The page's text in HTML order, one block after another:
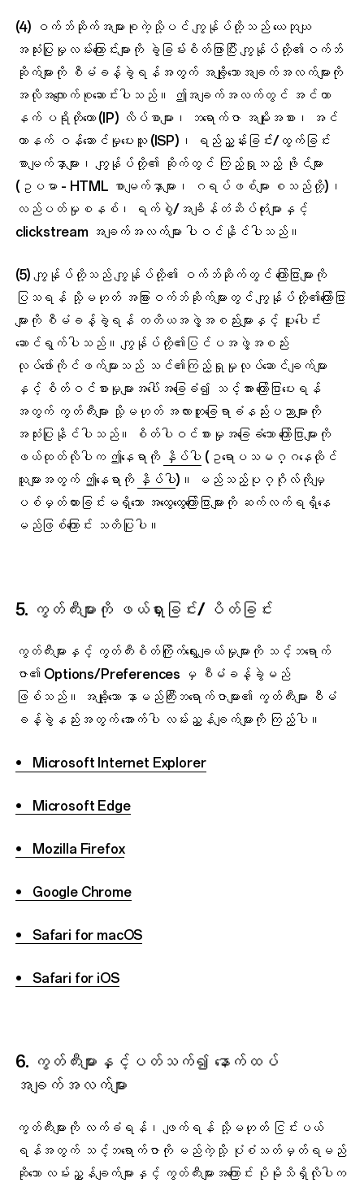
(4) ဝက်ဘ်ဆိုက်အများစုကဲ့သို့ပင် ကျွန်ုပ်တို့သည် ယေဘုယျ
အသုံးပြုမှုလမ်းကြောင်းများကို ခွဲခြမ်းစိတ်ဖြာပြီး ကျွန်ုပ်တို့၏ဝက်ဘ်
ဆိုက်များကို စီမံခန့်ခွဲရန်အတွက် အချို့သောအချက်အလက်များကို
အလိုအလျောက်စုဆောင်းပါသည်။ ဤအချက်အလက်တွင် အင်တာ
နက် ပရိုတိုကော (IP) လိပ်စာများ၊ ဘရောက်ဇာ အမျိုးအစား၊ အင်
တာနက် ဝန်ဆောင်မှုပေးသူ (ISP)၊ ရည်ညွှန်းခြင်း/ထွက်ခြင်း
စာမျက်နှာများ၊ ကျွန်ုပ်တို့၏ ဆိုက်တွင် ကြည့်ရှုသည့် ဖိုင်များ
(ဥပမာ - HTML စာမျက်နှာများ၊ ဂရပ်ဖစ်များ စသည်တို့)၊
လည်ပတ်မှုစနစ်၊ ရက်စွဲ/အချိန်တံဆိပ်တုံးများနှင့်
clickstream အချက်အလက်များ ပါဝင်နိုင်ပါသည်။
(5) ကျွန်ုပ်တို့သည် ကျွန်ုပ်တို့၏ ဝက်ဘ်ဆိုက်တွင် ကြော်ငြာများကို
ပြသရန် သို့မဟုတ် အခြားဝက်ဘ်ဆိုက်များတွင် ကျွန်ုပ်တို့၏ကြော်ငြာ
များကို စီမံခန့်ခွဲရန် တတိယအဖွဲ့အစည်းများနှင့် ပူးပေါင်း
ဆောင်ရွက်ပါသည်။ ကျွန်ုပ်တို့၏ပြင်ပအဖွဲ့အစည်း
လုပ်ဖော်ကိုင်ဖက်များသည် သင်၏ကြည့်ရှုမှုလုပ်ဆောင်ချက်များ
နှင့် စိတ်ဝင်စားမှုများအပေါ်အခြေခံ၍ သင့်အား ကြော်ငြာပေးရန်
အတွက် ကွတ်ကီးများ သို့မဟုတ် အလားတူခြေရာခံနည်းပညာများကို
အသုံးပြုနိုင်ပါသည်။ စိတ်ပါဝင်စားမှုအခြေခံသော ကြော်ငြာများကို
ဖယ်ထုတ်လိုပါက ဤနေရာကို နှိပ်ပါ (ဥရောပသမဂ္ဂနေထိုင်
သူများအတွက် ဤနေရာကို နှိပ်ပါ)။ မည်သည့်ပုဂ္ဂိုလ်ကိုမျှ
ပစ်မှတ်ထားခြင်းမရှိသော အထွေထွေကြော်ငြာများကို ဆက်လက်ရရှိနေ
မည်ဖြစ်ကြောင်း သတိပြုပါ။
5. ကွတ်ကီးများကို ဖယ်ရှားခြင်း/ ပိတ်ခြင်း
ကွတ်ကီးများနှင့် ကွတ်ကီးစိတ်ကြိုက်ရွေးချယ်မှုများကို သင့်ဘရောက်
ဇာ၏ Options/Preferences မှ စီမံခန့်ခွဲမည်
ဖြစ်သည်။ အချို့သော နာမည်ကြီးဘရောက်ဇာများ၏ ကွတ်ကီးများ စီမံ
ခန့်ခွဲနည်းအတွက် အောက်ပါ လမ်းညွှန်ချက်များကို ကြည့်ပါ။
• Microsoft Internet Explorer
• Microsoft Edge
• Mozilla Firefox
• Google Chrome
• Safari for macOS
• Safari for iOS
6. ကွတ်ကီးများနှင့်ပတ်သက်၍ နောက်ထပ်
အချက်အလက်များ
ကွတ်ကီးများကို လက်ခံရန်၊ ဖျက်ရန် သို့မဟုတ် ငြင်းပယ်
ရန်အတွက် သင့်ဘရောက်ဇာကို မည်ကဲ့သို့ ပုံစံသတ်မှတ်ရမည်
ဆိုသော လမ်းညွှန်ချက်များနှင့် ကွတ်ကီးများအကြောင်း ပိုမိုသိရှိလိုပါက